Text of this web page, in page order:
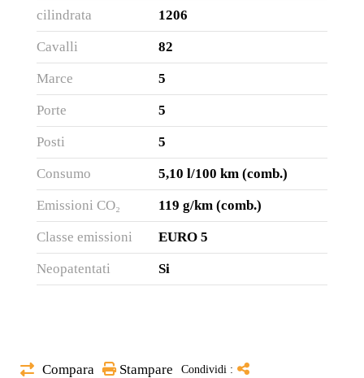
cilindrata 1206
Cavalli 82
Marce 5
Porte 5
Posti 5
Consumo 5,10 l/100 km (comb.)
Emissioni CO₂ 119 g/km (comb.)
Classe emissioni EURO 5
Neopatentati Si
Compara Stampare Condividi :